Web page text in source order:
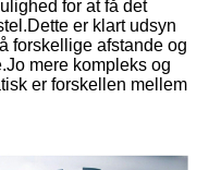
for at få det
er klart udsyn
forskellige afstande og
mere kompleks og
er forskellen mellem